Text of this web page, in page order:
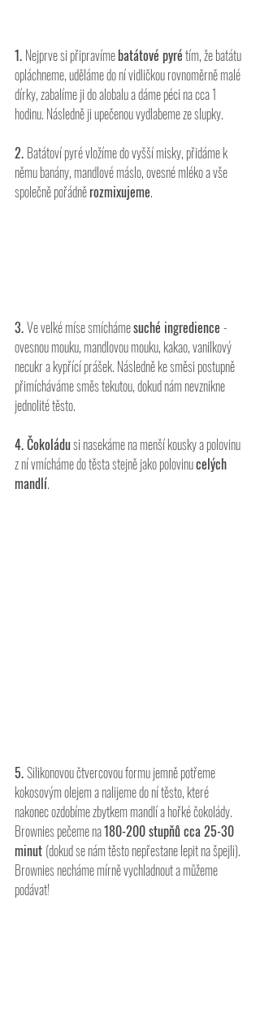
1. Nejprve si připravíme batátové pyré tím, že batátu
opláchneme, uděláme do ní vidličkou rovnoměrně malé
dírky, zabalíme ji do alobalu a dáme péci na cca 1
hodinu. Následně ji upečenou vydlabeme ze slupky.
2. Batátoví pyré vložíme do vyšší misky, přidáme k
němu banány, mandlové máslo, ovesné mléko a vše
společně pořádně rozmixujeme.
3. Ve velké míse smícháme suché ingredience -
ovesnou mouku, mandlovou mouku, kakao, vanilkový
necukr a kypřící prášek. Následně ke směsi postupně
přimícháváme směs tekutou, dokud nám nevznikne
jednolité těsto.
4. Čokoládu si nasekáme na menší kousky a polovinu
z ní vmícháme do těsta stejně jako polovinu celých
mandlí.
5. Silikonovou čtvercovou formu jemně potřeme
kokosovým olejem a nalijeme do ní těsto, které
nakonec ozdobíme zbytkem mandlí a hořké čokolády.
Brownies pečeme na 180-200 stupňů cca 25-30
minut (dokud se nám těsto nepřestane lepit na špejli).
Brownies necháme mírně vychladnout a můžeme
podávat!